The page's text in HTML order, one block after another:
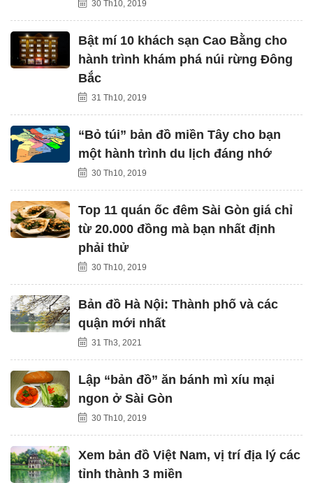
30 Th10, 2019
Bật mí 10 khách sạn Cao Bằng cho
hành trình khám phá núi rừng Đông
Bắc
31 Th10, 2019
“Bỏ túi” bản đồ miền Tây cho bạn
một hành trình du lịch đáng nhớ
30 Th10, 2019
Top 11 quán ốc đêm Sài Gòn giá chỉ
từ 20.000 đồng mà bạn nhất định
phải thử
30 Th10, 2019
Bản đồ Hà Nội: Thành phố và các
quận mới nhất
31 Th3, 2021
Lập “bản đồ” ăn bánh mì xíu mại
ngon ở Sài Gòn
30 Th10, 2019
Xem bản đồ Việt Nam, vị trí địa lý các
tỉnh thành 3 miền